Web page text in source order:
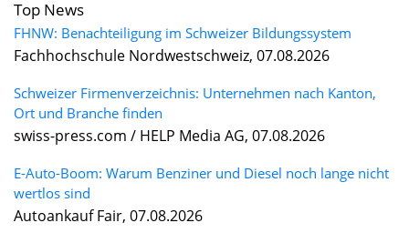
Top News
FHNW: Benachteiligung im Schweizer Bildungssystem
Fachhochschule Nordwestschweiz, 07.08.2026
Schweizer Firmenverzeichnis: Unternehmen nach Kanton,
Ort und Branche finden
swiss-press.com / HELP Media AG, 07.08.2026
E-Auto-Boom: Warum Benziner und Diesel noch lange nicht
wertlos sind
Autoankauf Fair, 07.08.2026